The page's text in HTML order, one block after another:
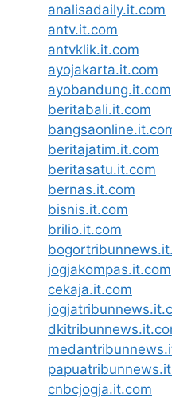
analisadaily.it.com
antv.it.com
antvklik.it.com
ayojakarta.it.com
ayobandung.it.com
beritabali.it.com
beritajatim.it.com
beritasatu.it.com
bernas.it.com
bisnis.it.com
brilio.it.com
jogjakompas.it.com
cekaja.it.com
cnbcjogja.it.com